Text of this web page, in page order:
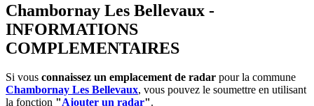
Chambornay Les Bellevaux -
INFORMATIONS
COMPLEMENTAIRES
Si vous connaissez un emplacement de radar pour la commune
Chambornay Les Bellevaux, vous pouvez le soumettre en utilisant
la fonction "Ajouter un radar".